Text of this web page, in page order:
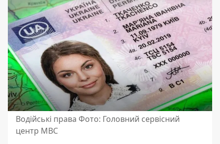
Водійські права Фото: Головний сервісний
центр МВС